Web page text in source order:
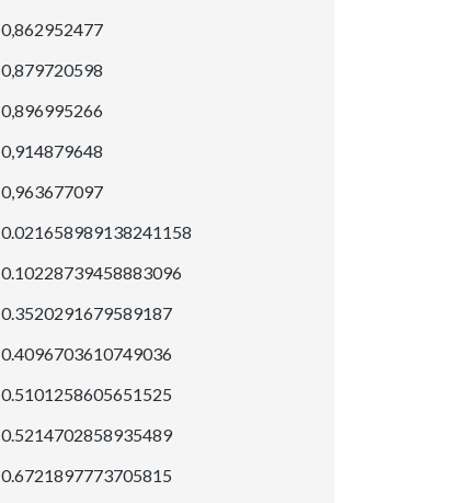
0,862952477
0,879720598
0,896995266
0,914879648
0,963677097
0.021658989138241158
0.10228739458883096
0.3520291679589187
0.4096703610749036
0.5101258605651525
0.5214702858935489
0.6721897773705815